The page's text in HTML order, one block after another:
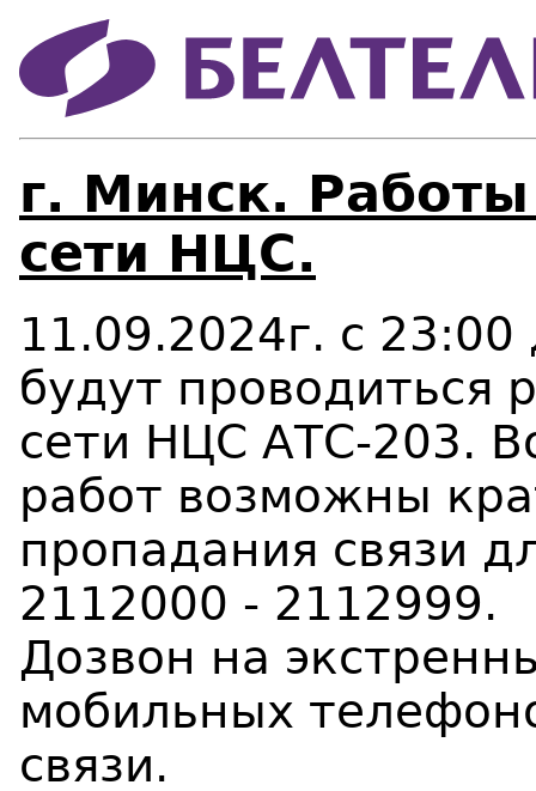
г. Минск.
сети НЦС.
11.09.2024г. с
будут проводиться
сети НЦС АТС-203.
работ возможны
пропадания связи
2112000 - 2112999.
Дозвон на
мобильных
связи.